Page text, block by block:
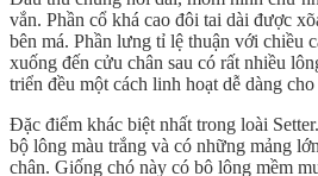
vắn. Phần cổ khá cao đôi tai dài được
bên má. Phần lưng tỉ lệ thuận với chiều
xuống đến cửu chân sau có rất nhiều
triển đều một cách linh hoạt dễ dàng
Đặc điểm khác biệt nhất trong loài
bộ lông màu trắng và có những mảng
chân. Giống chó này có bô lông mềm